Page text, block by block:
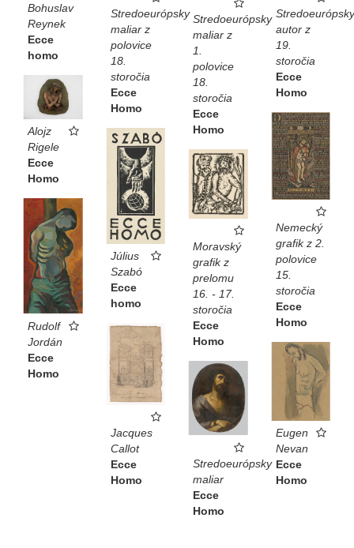
Bohuslav
Reynek
Ecce
homo
Stredoeurópsky
maliar z
polovice
18.
storočia
Ecce
Homo
Stredoeurópsky
maliar z
1.
polovice
18.
storočia
Ecce
Homo
Stredoeurópsky
autor z
19.
storočia
Ecce
Homo
Alojz
Rigele
Ecce
Homo
Nemecký
grafik z 2.
polovice
15.
storočia
Ecce
Homo
Július
Szabó
Ecce
homo
Moravský
grafik z
prelomu
16. - 17.
storočia
Ecce
Homo
Rudolf
Jordán
Ecce
Homo
Jacques
Callot
Ecce
Homo
Eugen
Nevan
Ecce
Homo
Stredoeurópsky
maliar
Ecce
Homo